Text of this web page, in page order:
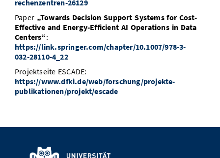
rechenzentren-26129
Paper „Towards Decision Support Systems for Cost-
Effective and Energy-Efficient AI Operations in Data
Centers“:
https://link.springer.com/chapter/10.1007/978-3-
032-28110-4_22
Projektseite ESCADE:
https://www.dfki.de/web/forschung/projekte-
publikationen/projekt/escade